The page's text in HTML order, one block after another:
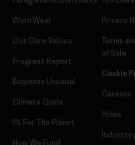
Worn Wear
Our Core Values
Progress Report
Business Unusual
Climate Goals
1% For The Planet
How We Fund
Privacy
Terms
of Sale
Cookie
Careers
Press
Industry